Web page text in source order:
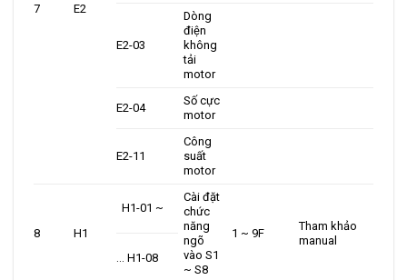
7 E2
E2-03
Dòng
điện
không
tải
motor
E2-04
Số cực
motor
E2-11
Công
suất
motor
8 H1
H1-01 ~
Cài đặt
chức
năng
ngõ
vào S1
~ S8
1 ~ 9F
Tham khảo
manual
… H1-08